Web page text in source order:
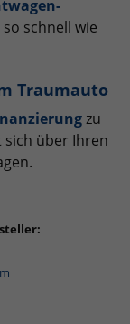
schnell wie
Traumauto
zu
über Ihren